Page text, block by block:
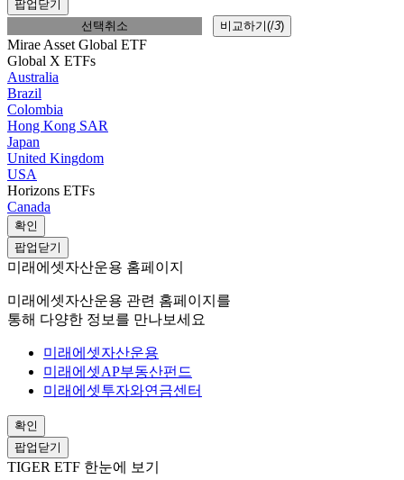
팝업닫기
선택취소
비교하기(/3)
Mirae Asset Global ETF
Global X ETFs
Australia
Brazil
Colombia
Hong Kong SAR
Japan
United Kingdom
USA
Horizons ETFs
Canada
확인
팝업닫기
미래에셋자산운용 홈페이지
미래에셋자산운용 관련 홈페이지를
통해 다양한 정보를 만나보세요
미래에셋자산운용
미래에셋AP부동산펀드
미래에셋투자와연금센터
확인
팝업닫기
TIGER ETF 한눈에 보기